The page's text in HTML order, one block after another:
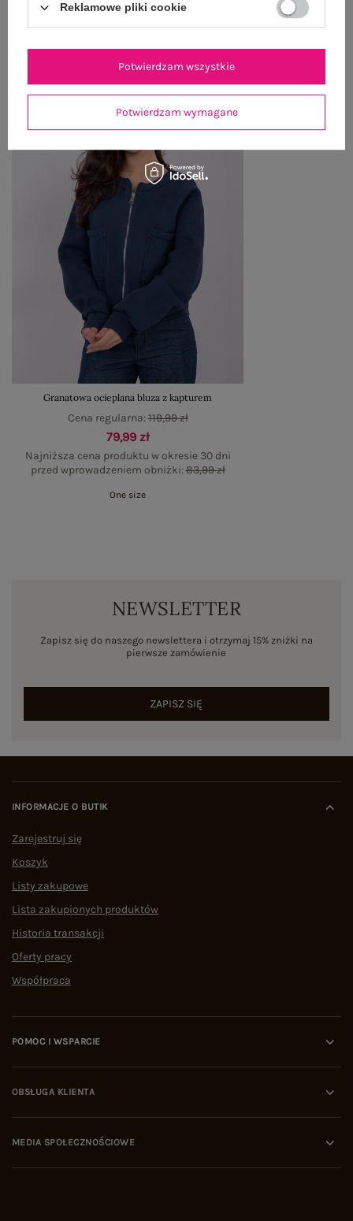
OSTATNIO OGLĄDANE
Granatowa ocieplana bluza z kapturem
79,99 zł
Najniższa cena produktu w okresie 30 dni
przed wprowadzeniem obniżki:83,99 zł
Cena regularna:119,99 zł
One size
NEWSLETTER
Zapisz się do naszego newslettera i otrzymaj 15% zniżki na
pierwsze zamówienie
ZAPISZ SIĘ
INFORMACJE O BUTIK
Zarejestruj się
Koszyk
Listy zakupowe
Lista zakupionych produktów
Historia transakcji
Oferty pracy
Współpraca
POMOC I WSPARCIE
OBSŁUGA KLIENTA
MEDIA SPOŁECZNOŚCIOWE
Reklamowe pliki cookie
Potwierdzam wymagane
Potwierdzam wszystkie